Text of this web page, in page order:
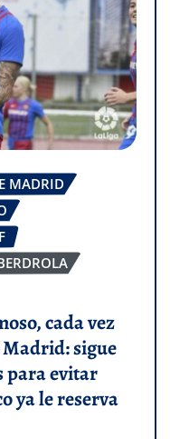
MADRID
cada vez
sigue
para evitar
ya le reserva